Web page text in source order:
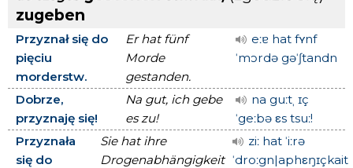
zugeben
Przyznał się do
pięciu
morderstw.
Er hat fünf
Morde
gestanden.
eːɐ hat fʏnf
ˈmɔrdə gəˈʃtandn
Dobrze,
przyznaję się!
Na gut, ich gebe
es zu!
na guːtˌ ɪç
ˈgeːbə εs tsuː!
Przyznała
się do
Sie hat ihre
Drogenabhängigkeit
ziː hat ˈiːrə
ˈdroːgn|aphεŋɪçkait